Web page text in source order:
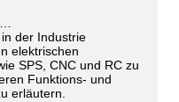
der Industrie
elektrischen
SPS, CNC und RC zu
Funktions- und
erläutern.